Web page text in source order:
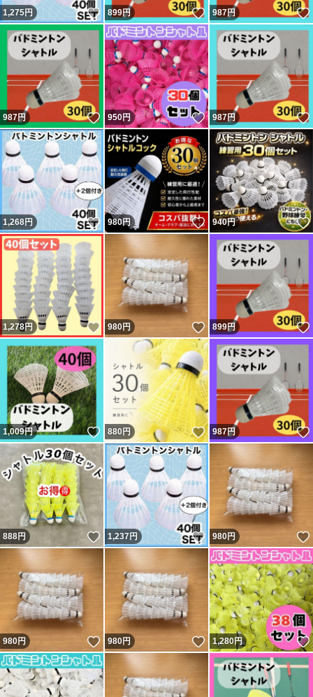
1,275円 いいね！
899円 いいね！
987円
987円 いいね！
950円 いいね！
987円
1,268円 いいね！
980円 いいね！
940円
1,278円 いいね！
980円 いいね！
899円
1,009円 いいね！
880円 いいね！
987円
888円 いいね！
1,237円 いいね！
980円
980円 いいね！
980円 いいね！
1,280円